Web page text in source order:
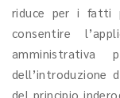
riduce per i fatti
consentire
dell’introduzione
del principio